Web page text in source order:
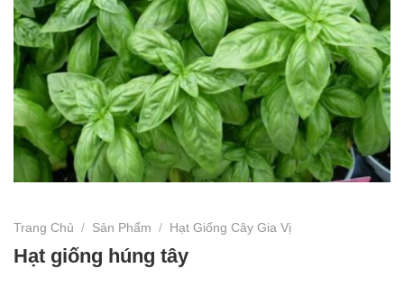
Trang Chủ / Sản Phẩm / Hạt Giống Cây Gia Vị
Hạt giống húng tây